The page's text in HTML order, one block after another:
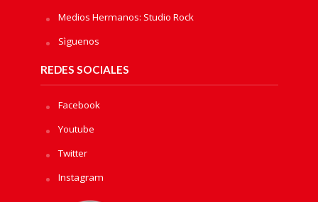
Medios Hermanos: Studio Rock
Sìguenos
REDES SOCIALES
Facebook
Youtube
Twitter
Instagram